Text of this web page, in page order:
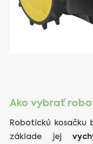
Ako vybrať
Robotickú kosačku
základe jej